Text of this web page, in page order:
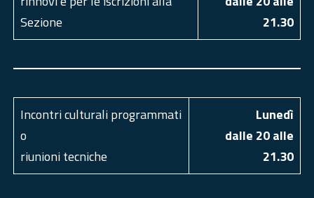
Sezione
21.30
Incontri culturali programmati
o
riunioni tecniche
Lunedì
dalle 20 alle
21.30